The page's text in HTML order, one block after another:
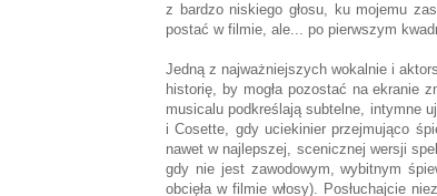
z bardzo niskiego głosu, ku mojemu
postać w filmie, ale... po pierwszym
Jedną z najważniejszych wokalnie i
historię, by mogła pozostać na ekranie
musicalu podkreślają subtelne, intymne
i Cosette, gdy uciekinier przejmująco
nawet w najlepszej, scenicznej wersji
gdy nie jest zawodowym, wybitnym
obcięła w filmie włosy). Posłuchajcie